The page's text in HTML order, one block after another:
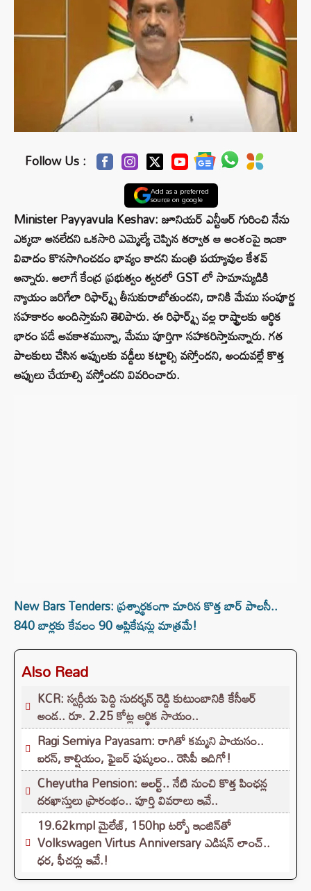
Follow Us :
Add as a preferred
source on google
Minister Payyavula Keshav: జూనియర్ ఎన్టీఆర్ గురించి నేను
ఎక్కడా అనలేదని ఒకసారి ఎమ్మెల్యే చెప్పిన తర్వాత ఆ అంశంపై ఇంకా
వివాదం కొనసాగించడం భావ్యం కాదని మంత్రి పయ్యావుల కేశవ్
అన్నారు. అలాగే కేంద్ర ప్రభుత్వం త్వరలో GST లో సామాన్యుడికి
న్యాయం జరిగేలా రిఫార్మ్స్ తీసుకురాబోతుందని, దానికి మేము సంపూర్ణ
సహకారం అందిస్తామని తెలిపారు. ఈ రిఫార్మ్స్ వల్ల రాష్ట్రాలకు ఆర్థిక
భారం పడే అవకాశమున్నా, మేము పూర్తిగా సహకరిస్తామన్నారు. గత
పాలకులు చేసిన అప్పులకు వడ్డీలు కట్టాల్సి వస్తోందని, అందువల్లే కొత్త
అప్పులు చేయాల్సి వస్తోందని వివరించారు.
New Bars Tenders: ప్రశ్నార్థకంగా మారిన కొత్త బార్ పాలసీ..
840 బార్లకు కేవలం 90 అప్లికేషన్లు మాత్రమే!
Also Read
KCR: స్వర్గీయ పెద్ది సుదర్శన్ రెడ్డి కుటుంబానికి కేసీఆర్
అండ.. రూ. 2.25 కోట్ల ఆర్థిక సాయం..
Ragi Semiya Payasam: రాగితో కమ్మని పాయసం..
ఐరన్, కాల్షియం, ఫైబర్ పుష్కలం.. రెసిపీ ఇదిగో!
Cheyutha Pension: అలర్ట్.. నేటి నుంచి కొత్త పింఛన్ల
దరఖాస్తులు ప్రారంభం.. పూర్తి వివరాలు ఇవే..
19.62kmpl మైలేజ్, 150hp టర్బో ఇంజిన్‌తో
Volkswagen Virtus Anniversary ఎడిషన్ లాంచ్..
ధర, ఫీచర్లు ఇవే.!